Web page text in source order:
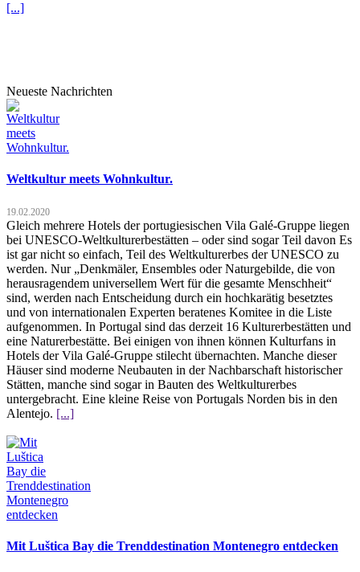
[...]
Neueste Nachrichten
Weltkultur meets Wohnkultur.
19.02.2020
Gleich mehrere Hotels der portugiesischen Vila Galé-Gruppe liegen
bei UNESCO-Weltkulturerbestätten – oder sind sogar Teil davon Es
ist gar nicht so einfach, Teil des Weltkulturerbes der UNESCO zu
werden. Nur „Denkmäler, Ensembles oder Naturgebilde, die von
herausragendem universellem Wert für die gesamte Menschheit“
sind, werden nach Entscheidung durch ein hochkarätig besetztes
und von internationalen Experten beratenes Komitee in die Liste
aufgenommen. In Portugal sind das derzeit 16 Kulturerbestätten und
eine Naturerbestätte. Bei einigen von ihnen können Kulturfans in
Hotels der Vila Galé-Gruppe stilecht übernachten. Manche dieser
Häuser sind moderne Neubauten in der Nachbarschaft historischer
Stätten, manche sind sogar in Bauten des Weltkulturerbes
untergebracht. Eine kleine Reise von Portugals Norden bis in den
Alentejo. [...]
Mit Luštica Bay die Trenddestination Montenegro entdecken